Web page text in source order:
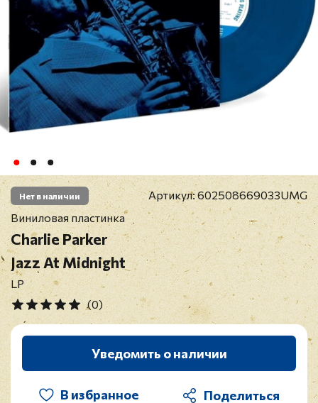
Нет в наличии Артикул:602508669033UMG
Виниловая пластинка
Charlie Parker
Jazz At Midnight
LP
(0)
Уведомить о наличии
В избранное